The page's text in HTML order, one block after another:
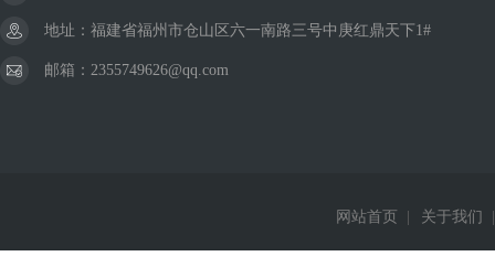
地址：福建省福州市仓山区六一南路三号中庚红鼎天下1#
邮箱：2355749626@qq.com
网站首页 关于我们